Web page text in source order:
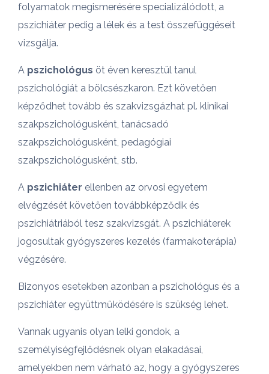
folyamatok megismerésére specializálódott, a
pszichiáter pedig a lélek és a test összefüggéseit
vizsgálja.
A pszichológus öt éven keresztül tanul
pszichológiát a bölcsészkaron. Ezt követően
képződhet tovább és szakvizsgázhat pl. klinikai
szakpszichológusként, tanácsadó
szakpszichológusként, pedagógiai
szakpszichológusként, stb.
A pszichiáter ellenben az orvosi egyetem
elvégzését követően továbbképződik és
pszichiátriából tesz szakvizsgát. A pszichiáterek
jogosultak gyógyszeres kezelés (farmakoterápia)
végzésére.
Bizonyos esetekben azonban a pszichológus és a
pszichiáter együttműködésére is szükség lehet.
Vannak ugyanis olyan lelki gondok, a
személyiségfejlődésnek olyan elakadásai,
amelyekben nem várható az, hogy a gyógyszeres